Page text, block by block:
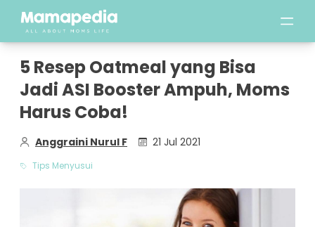
5 Resep Oatmeal yang Bisa
Jadi ASI Booster Ampuh, Moms
Harus Coba!
Anggraini Nurul F 21 Jul 2021
Tips Menyusui